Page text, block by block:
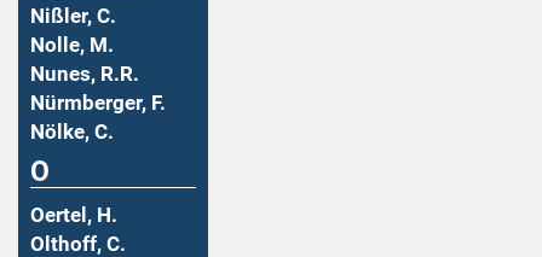
Nißler, C.
Nolle, M.
Nunes, R.R.
Nürmberger, F.
Nölke, C.
O
Oertel, H.
Olthoff, C.